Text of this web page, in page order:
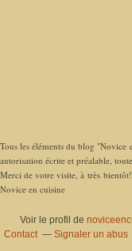
Tous les éléments du blog
autorisation écrite et préalable,
Merci de votre visite, à très bientôt!
Novice en cuisine
Voir le profil de
Contact
Signaler un abus